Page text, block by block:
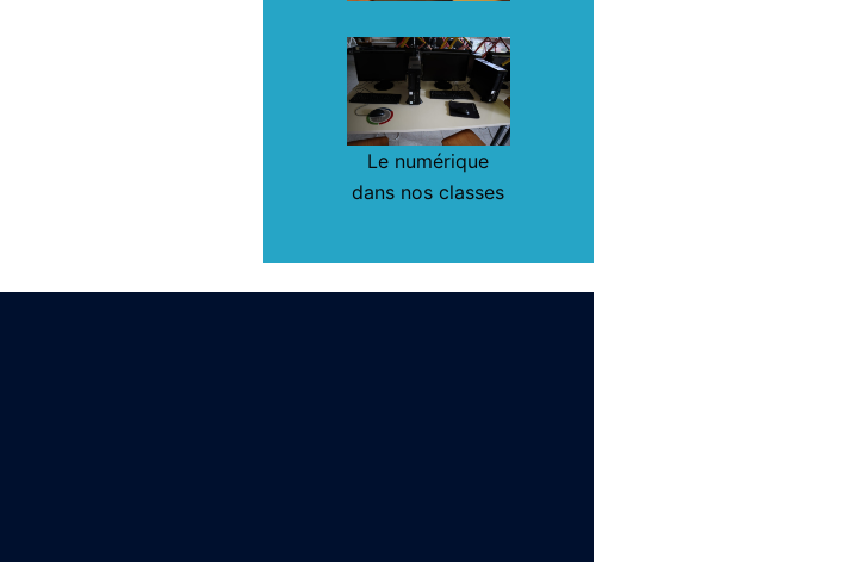
Le numérique
dans nos classes